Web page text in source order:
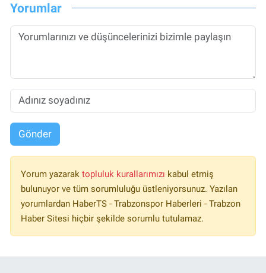
Yorumlar
Gönder
Yorum yazarak topluluk kurallarımızı kabul etmiş
bulunuyor ve tüm sorumluluğu üstleniyorsunuz. Yazılan
yorumlardan HaberTS - Trabzonspor Haberleri - Trabzon
Haber Sitesi hiçbir şekilde sorumlu tutulamaz.